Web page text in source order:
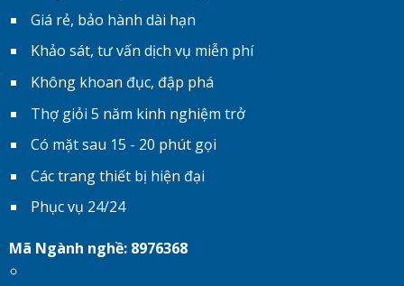
Giá rẻ, bảo hành dài hạn
Khảo sát, tư vấn dịch vụ miễn phí
Không khoan đục, đập phá
Thợ giỏi 5 năm kinh nghiệm trở
Có mặt sau 15 - 20 phút gọi
Các trang thiết bị hiện đại
Phục vụ 24/24
Mã Ngành nghề: 8976368